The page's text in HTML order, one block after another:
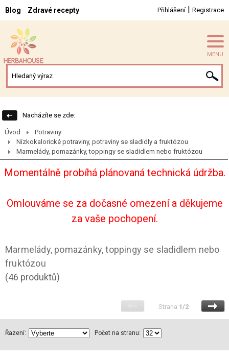
Blog Zdravé recepty Přihlášení| Registrace
MENU
Nacházíte se zde:
Úvod
Potraviny
Nízkokalorické potraviny, potraviny se sladidly a fruktózou
Marmelády, pomazánky, toppingy se sladidlem nebo fruktózou
Momentálně probíhá plánovaná technická údržba.
Omlouváme se za dočasné omezení a děkujeme
za vaše pochopení.
Marmelády, pomazánky, toppingy se sladidlem nebo
fruktózou
(46 produktů)
Strana 1/2
Řazení: Počet na stranu: